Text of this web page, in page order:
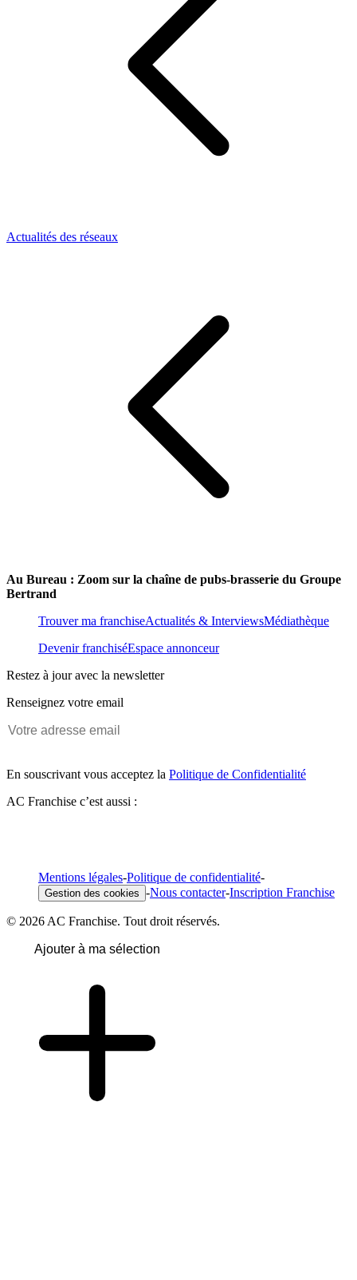
Actualités des réseaux
Au Bureau : Zoom sur la chaîne de pubs-brasserie du Groupe
Bertrand
Trouver ma franchiseActualités & InterviewsMédiathèque
Devenir franchiséEspace annonceur
Restez à jour avec la newsletter
Renseignez votre email
En souscrivant vous acceptez la Politique de Confidentialité
AC Franchise c’est aussi :
Mentions légales-Politique de confidentialité-
Gestion des cookies -Nous contacter-Inscription Franchise
© 2026 AC Franchise. Tout droit réservés.
Ajouter à ma sélection